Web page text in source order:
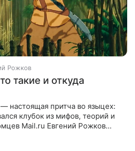
Рожков
такие и откуда
настоящая притча во языцех:
клубок из мифов, теорий и
Mail.ru Евгений Рожков
догхантеров. Кто